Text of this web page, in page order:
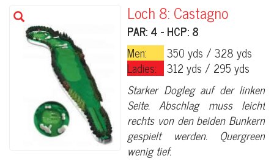
Loch 8: Castagno
PAR: 4 - HCP: 8
Men:
350 yds / 328 yds
Ladies: 312 yds / 295 yds
Starker Dogleg auf der linken
Seite. Abschlag muss leicht
rechts von den beiden Bunkern
gespielt werden. Quergreen
wenig tief.